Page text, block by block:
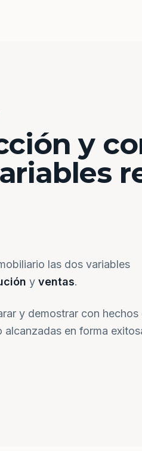
y
las dos variables
y ventas.
y demostrar con hechos
alcanzadas en forma